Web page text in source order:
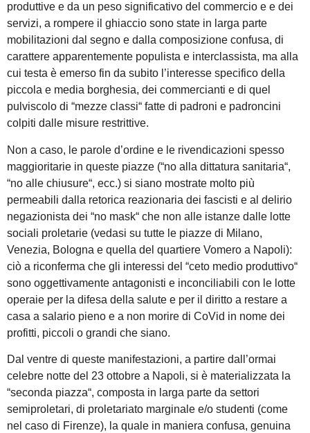
produttive e da un peso significativo del commercio e e dei
servizi, a rompere il ghiaccio sono state in larga parte
mobilitazioni dal segno e dalla composizione confusa, di
carattere apparentemente populista e interclassista, ma alla
cui testa è emerso fin da subito l’interesse specifico della
piccola e media borghesia, dei commercianti e di quel
pulviscolo di “mezze classi“ fatte di padroni e padroncini
colpiti dalle misure restrittive.
Non a caso, le parole d’ordine e le rivendicazioni spesso
maggioritarie in queste piazze (“no alla dittatura sanitaria“,
“no alle chiusure“, ecc.) si siano mostrate molto più
permeabili dalla retorica reazionaria dei fascisti e al delirio
negazionista dei “no mask“ che non alle istanze dalle lotte
sociali proletarie (vedasi su tutte le piazze di Milano,
Venezia, Bologna e quella del quartiere Vomero a Napoli):
ciò a riconferma che gli interessi del “ceto medio produttivo“
sono oggettivamente antagonisti e inconciliabili con le lotte
operaie per la difesa della salute e per il diritto a restare a
casa a salario pieno e a non morire di CoVid in nome dei
profitti, piccoli o grandi che siano.
Dal ventre di queste manifestazioni, a partire dall’ormai
celebre notte del 23 ottobre a Napoli, si è materializzata la
“seconda piazza“, composta in larga parte da settori
semiproletari, di proletariato marginale e/o studenti (come
nel caso di Firenze), la quale in maniera confusa, genuina